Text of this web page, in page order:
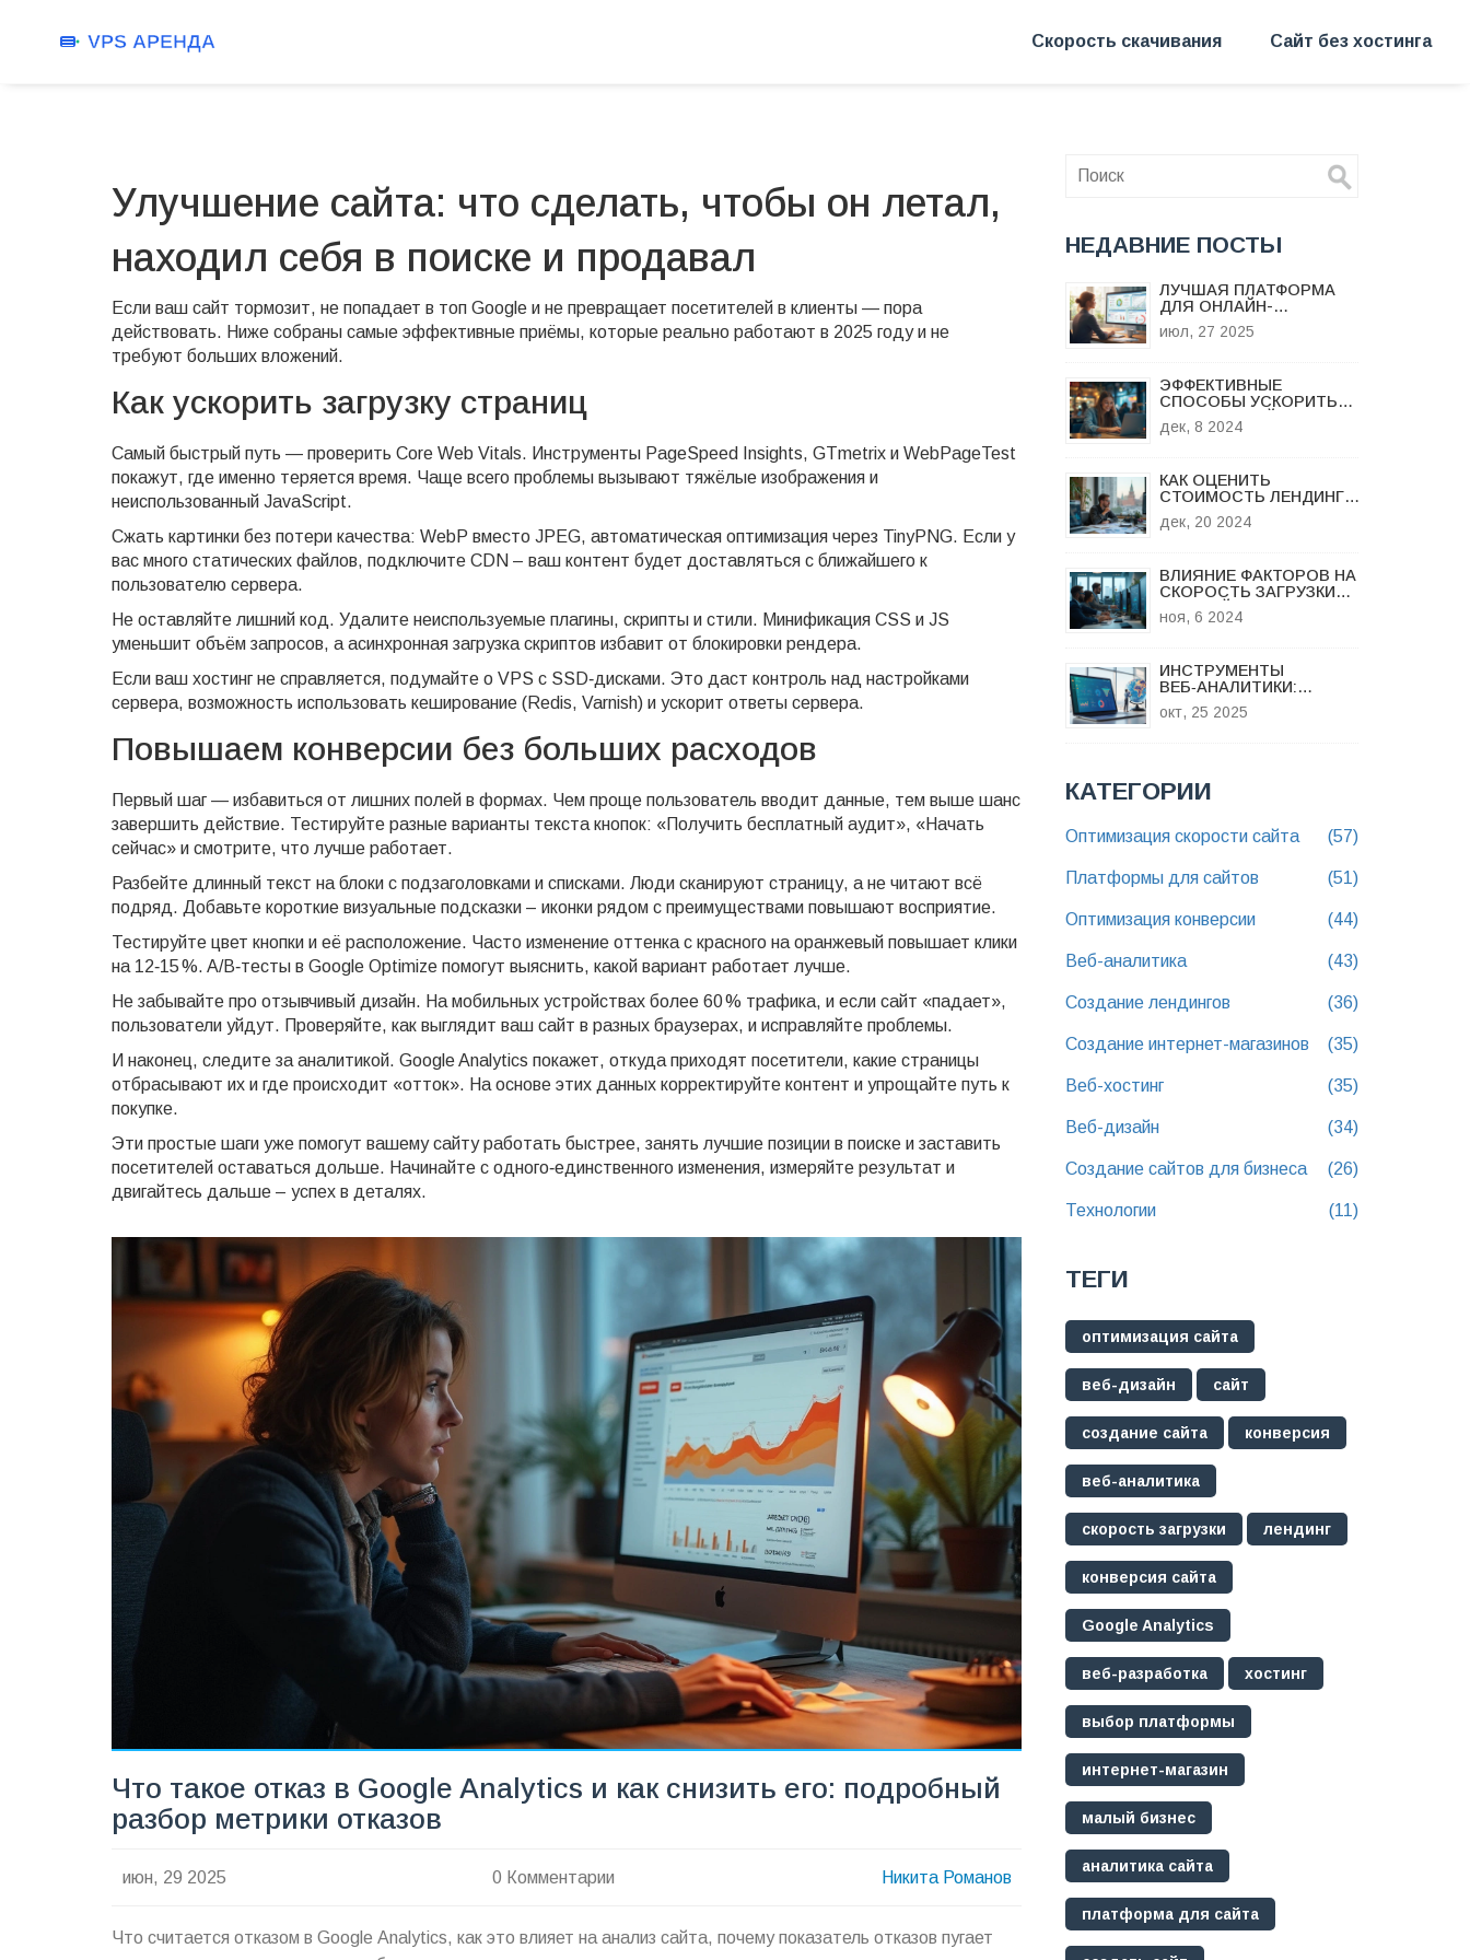
Скорость скачивания Сайт без хостинга
Улучшение сайта: что сделать, чтобы он летал,
находил себя в поиске и продавал
Если ваш сайт тормозит, не попадает в топ Google и не превращает посетителей в клиенты — пора
действовать. Ниже собраны самые эффективные приёмы, которые реально работают в 2025 году и не
требуют больших вложений.
Как ускорить загрузку страниц
Самый быстрый путь — проверить Core Web Vitals. Инструменты PageSpeed Insights, GTmetrix и WebPageTest
покажут, где именно теряется время. Чаще всего проблемы вызывают тяжёлые изображения и
неиспользованный JavaScript.
Сжать картинки без потери качества: WebP вместо JPEG, автоматическая оптимизация через TinyPNG. Если у
вас много статических файлов, подключите CDN – ваш контент будет доставляться с ближайшего к
пользователю сервера.
Не оставляйте лишний код. Удалите неиспользуемые плагины, скрипты и стили. Минификация CSS и JS
уменьшит объём запросов, а асинхронная загрузка скриптов избавит от блокировки рендера.
Если ваш хостинг не справляется, подумайте о VPS с SSD‑дисками. Это даст контроль над настройками
сервера, возможность использовать кеширование (Redis, Varnish) и ускорит ответы сервера.
Повышаем конверсии без больших расходов
Первый шаг — избавиться от лишних полей в формах. Чем проще пользователь вводит данные, тем выше шанс
завершить действие. Тестируйте разные варианты текста кнопок: «Получить бесплатный аудит», «Начать
сейчас» и смотрите, что лучше работает.
Разбейте длинный текст на блоки с подзаголовками и списками. Люди сканируют страницу, а не читают всё
подряд. Добавьте короткие визуальные подсказки – иконки рядом с преимуществами повышают восприятие.
Тестируйте цвет кнопки и её расположение. Часто изменение оттенка с красного на оранжевый повышает клики
на 12‑15 %. A/B‑тесты в Google Optimize помогут выяснить, какой вариант работает лучше.
Не забывайте про отзывчивый дизайн. На мобильных устройствах более 60 % трафика, и если сайт «падает»,
пользователи уйдут. Проверяйте, как выглядит ваш сайт в разных браузерах, и исправляйте проблемы.
И наконец, следите за аналитикой. Google Analytics покажет, откуда приходят посетители, какие страницы
отбрасывают их и где происходит «отток». На основе этих данных корректируйте контент и упрощайте путь к
покупке.
Эти простые шаги уже помогут вашему сайту работать быстрее, занять лучшие позиции в поиске и заставить
посетителей оставаться дольше. Начинайте с одного‑единственного изменения, измеряйте результат и
двигайтесь дальше – успех в деталях.
Что такое отказ в Google Analytics и как снизить его: подробный
разбор метрики отказов
июн, 29 2025 0 Комментарии Никита Романов
Что считается отказом в Google Analytics, как это влияет на анализ сайта, почему показатель отказов пугает
НЕДАВНИЕ ПОСТЫ
ЛУЧШАЯ ПЛАТФОРМА
ДЛЯ ОНЛАЙН-
ТОРГОВЛИ: КАК
СДЕЛАТЬ ПРАВИЛЬНЫЙ
июл, 27 2025
ЭФФЕКТИВНЫЕ
СПОСОБЫ УСКОРИТЬ
ЗАГРУЗКУ САЙТА НА
ПЛАТФОРМЕ GOOGLE
дек, 8 2024
КАК ОЦЕНИТЬ
СТОИМОСТЬ ЛЕНДИНГА
ДЛЯ НОВИЧКОВ
дек, 20 2024
ВЛИЯНИЕ ФАКТОРОВ НА
СКОРОСТЬ ЗАГРУЗКИ
ВЕБ-САЙТА
ноя, 6 2024
ИНСТРУМЕНТЫ
ВЕБ‑АНАЛИТИКИ:
ОБЗОР ЛУЧШИХ
РЕШЕНИЙ
окт, 25 2025
КАТЕГОРИИ
Оптимизация скорости сайта (57)
Платформы для сайтов (51)
Оптимизация конверсии (44)
Веб-аналитика (43)
Создание лендингов (36)
Создание интернет-магазинов (35)
Веб-хостинг (35)
Веб-дизайн (34)
Создание сайтов для бизнеса (26)
Технологии (11)
ТЕГИ
оптимизация сайта
веб-дизайн сайт
создание сайта конверсия
веб-аналитика
скорость загрузки лендинг
конверсия сайта
Google Analytics
веб-разработка хостинг
выбор платформы
интернет-магазин
малый бизнес
аналитика сайта
платформа для сайта